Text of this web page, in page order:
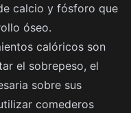
calcio y fósforo que
óseo.
calóricos son
el sobrepeso, el
sobre sus
comederos